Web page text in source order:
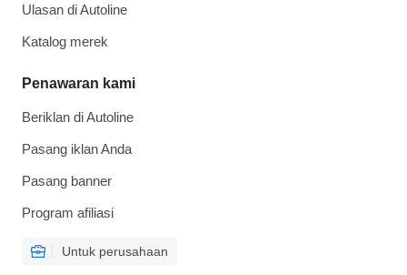
Ulasan di Autoline
Katalog merek
Penawaran kami
Beriklan di Autoline
Pasang iklan Anda
Pasang banner
Program afiliasi
Untuk perusahaan